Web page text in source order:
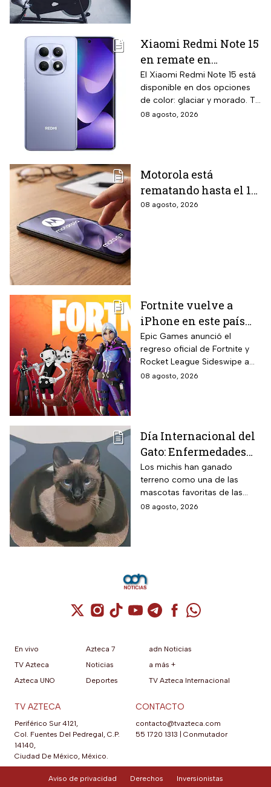
Xiaomi Redmi Note 15
en remate en
Liverpool: 256 GB de
almacenamiento,
cámara de 108 MP y
carga rápida
El Xiaomi Redmi Note 15 está
disponible en dos opciones
de color: glaciar y morado. Te
contamos todos los detalles
08 agosto, 2026
Motorola está
rematando hasta el 19
de agosto el celular
08 agosto, 2026
Fortnite vuelve a
iPhone en este país
latinoamericano tras
acuerdo oficial con
Apple en 2026
Epic Games anunció el
regreso oficial de Fortnite y
Rocket League Sideswipe a
iPhones ubicados en Brasil
Apple en junio a las reglas de
su App Store brasileña para
cumplir con requisitos de las
autoridades locales.
08 agosto, 2026
Día Internacional del
Gato: Enfermedades
más comunes y cómo
cuidar a estos felinos
Los michis han ganado
terreno como una de las
mascotas favoritas de las
familias mexicanas y hoy 8 de
08 agosto, 2026
Cuenta de X / Twitter (se abre en una
Cuenta de Instagram (se abre en una
Cuenta de TikTok (se abre en
Cuenta de YouTube (se abre
Cuenta de Telegram (se
Cuenta de
Cuenta de
En vivo
TV Azteca
Azteca UNO
Azteca 7
Noticias
Deportes
adn Noticias
a más +
TV Azteca Internacional
TV AZTECA
Periférico Sur 4121,
Col. Fuentes Del Pedregal, C.P.
14140,
Ciudad De México, México.
CONTACTO
contacto@tvazteca.com
55 1720 1313
Conmutador
Aviso de privacidad Derechos Inversionistas